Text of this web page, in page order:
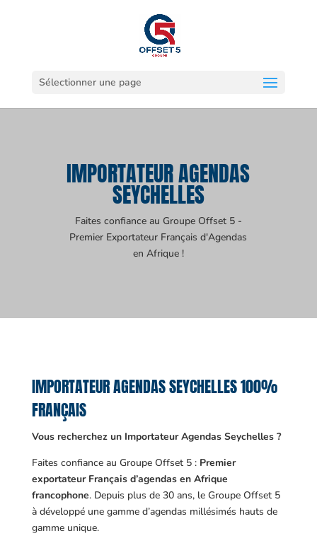
Sélectionner une page
IMPORTATEUR AGENDAS
SEYCHELLES
Faites confiance au Groupe Offset 5 -
Premier Exportateur Français d'Agendas
en Afrique !
IMPORTATEUR AGENDAS SEYCHELLES 100%
FRANÇAIS
Vous recherchez un Importateur Agendas Seychelles ?
Faites confiance au Groupe Offset 5 : Premier
exportateur Français d’agendas en Afrique
francophone. Depuis plus de 30 ans, le Groupe Offset 5
à développé une gamme d’agendas millésimés hauts de
gamme unique.